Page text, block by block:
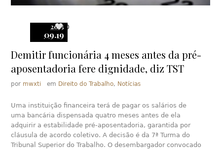
2015
09.19
0
Demitir funcionária 4 meses antes da pré-
aposentadoria fere dignidade, diz TST
por mwxti em Direito do Trabalho, Notícias
Uma instituição financeira terá de pagar os salários de
uma bancária dispensada quatro meses antes de ela
adquirir a estabilidade pré-aposentadoria, garantida por
cláusula de acordo coletivo. A decisão é da 7ª Turma do
Tribunal Superior do Trabalho. O desembargador convocado